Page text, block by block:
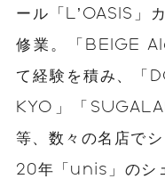
ール「L’OASIS
修業。「BEIGE
て経験を積み、「
KYO」「
等、数々の名店で
20年「unis」のシ